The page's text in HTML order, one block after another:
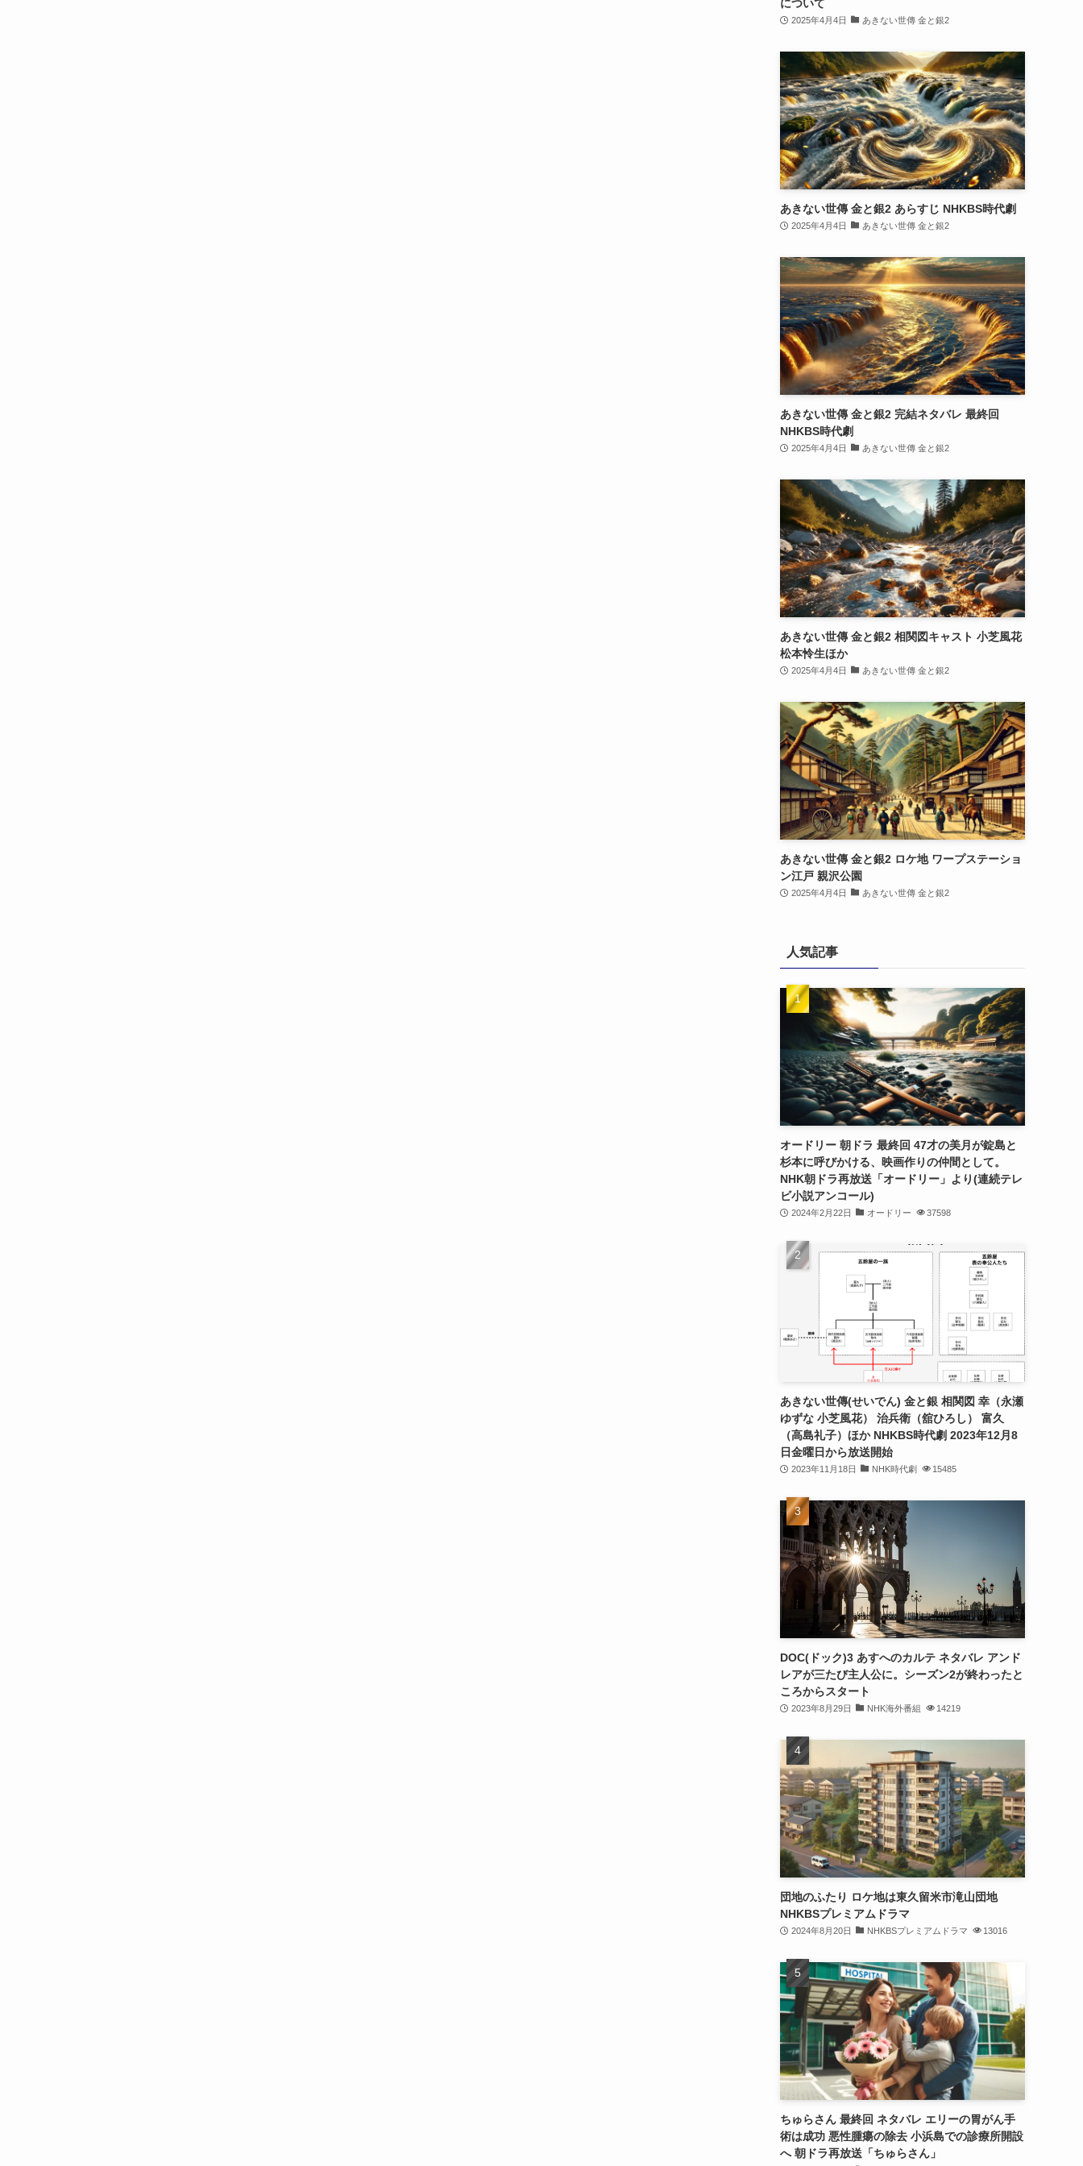
について
2025年4月4日 あきない世傳 金と銀2
あきない世傳 金と銀2 あらすじ NHKBS時代劇
2025年4月4日 あきない世傳 金と銀2
あきない世傳 金と銀2 完結ネタバレ 最終回
NHKBS時代劇
2025年4月4日 あきない世傳 金と銀2
あきない世傳 金と銀2 相関図キャスト 小芝風花
松本怜生ほか
2025年4月4日 あきない世傳 金と銀2
あきない世傳 金と銀2 ロケ地 ワープステーショ
ン江戸 親沢公園
2025年4月4日 あきない世傳 金と銀2
人気記事
オードリー 朝ドラ 最終回 47才の美月が錠島と
杉本に呼びかける、映画作りの仲間として。
NHK朝ドラ再放送「オードリー」より(連続テレ
ビ小説アンコール)
2024年2月22日 オードリー 37598
あきない世傳(せいでん) 金と銀 相関図 幸（永瀬
ゆずな 小芝風花） 治兵衛（舘ひろし） 富久
（高島礼子）ほか NHKBS時代劇 2023年12月8
日金曜日から放送開始
2023年11月18日 NHK時代劇 15485
DOC(ドック)3 あすへのカルテ ネタバレ アンド
レアが三たび主人公に。シーズン2が終わったと
ころからスタート
2023年8月29日 NHK海外番組 14219
団地のふたり ロケ地は東久留米市滝山団地
NHKBSプレミアムドラマ
2024年8月20日 NHKBSプレミアムドラマ 13016
ちゅらさん 最終回 ネタバレ エリーの胃がん手
術は成功 悪性腫瘍の除去 小浜島での診療所開設
へ 朝ドラ再放送「ちゅらさん」